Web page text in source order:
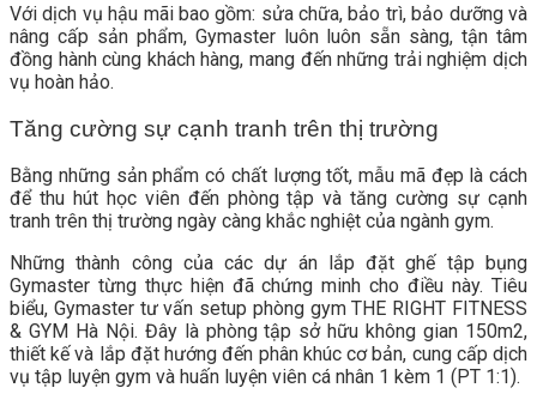
Với dịch vụ hậu mãi bao gồm: sửa chữa, bảo trì, bảo dưỡng và
nâng cấp sản phẩm, Gymaster luôn luôn sẵn sàng, tận tâm
đồng hành cùng khách hàng, mang đến những trải nghiệm dịch
vụ hoàn hảo.
Tăng cường sự cạnh tranh trên thị trường
Bằng những sản phẩm có chất lượng tốt, mẫu mã đẹp là cách
để thu hút học viên đến phòng tập và tăng cường sự cạnh
tranh trên thị trường ngày càng khắc nghiệt của ngành gym.
Những thành công của các dự án lắp đặt ghế tập bụng
Gymaster từng thực hiện đã chứng minh cho điều này. Tiêu
biểu, Gymaster tư vấn setup phòng gym THE RIGHT FITNESS
& GYM Hà Nội. Đây là phòng tập sở hữu không gian 150m2,
thiết kế và lắp đặt hướng đến phân khúc cơ bản, cung cấp dịch
vụ tập luyện gym và huấn luyện viên cá nhân 1 kèm 1 (PT 1:1).